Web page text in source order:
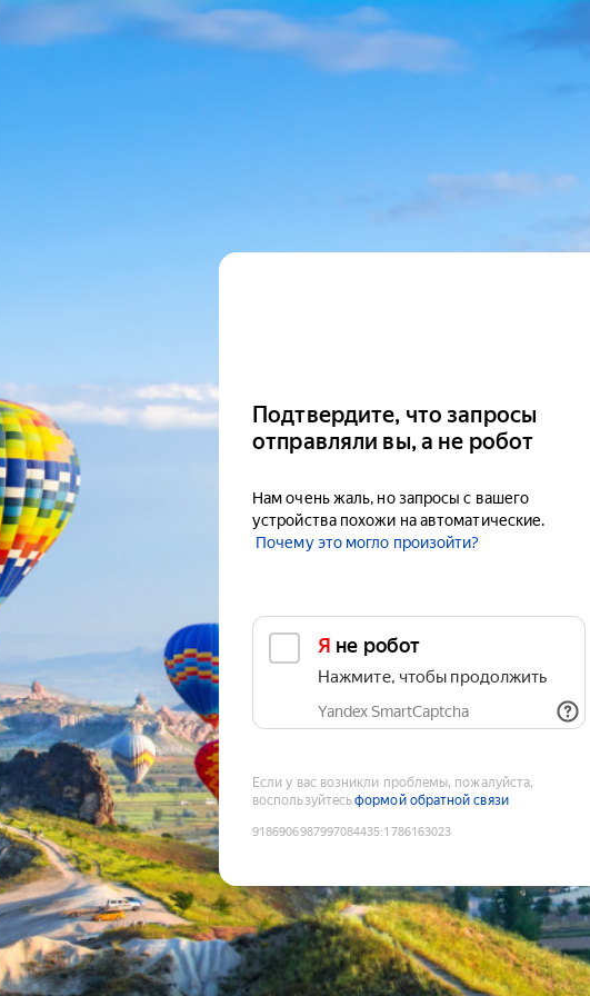
Подтвердите, что запросы
отправляли вы, а не робот
Нам очень жаль, но запросы с вашего
устройства похожи на автоматические.
Почему это могло произойти?
Я не робот
Нажмите, чтобы продолжить
Yandex SmartCaptcha
Если у вас возникли проблемы, пожалуйста,
воспользуйтесьформой обратной связи
9186906987997084435:1786163023